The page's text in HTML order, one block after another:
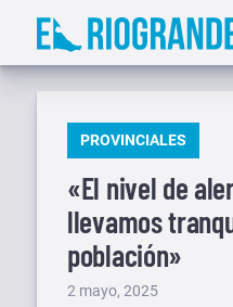
Saltar
PUBLICADO
PROVINCIALES
«El nivel de
llevamos
población»
Publicado
2 mayo, 2025